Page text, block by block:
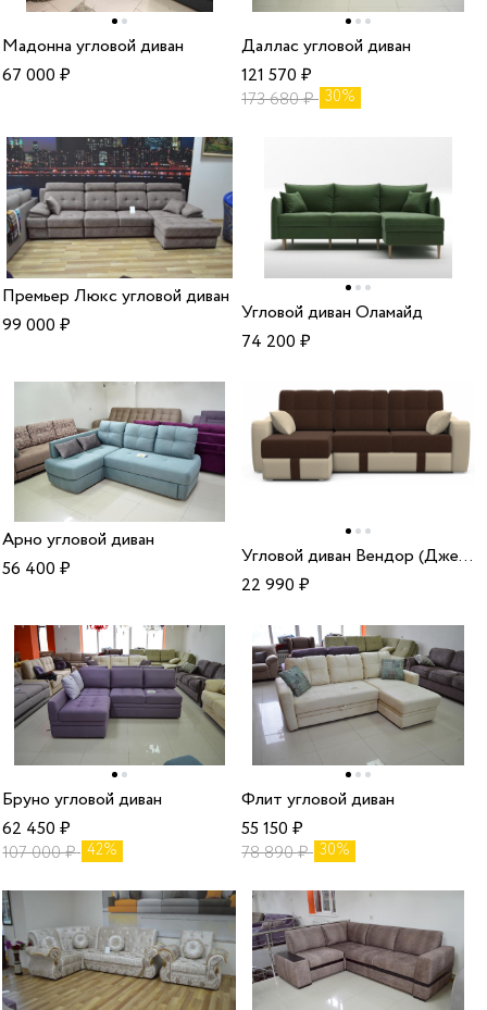
Мадонна угловой диван
67 000₽
Даллас угловой диван
121 570₽
173 680₽ 30%
Премьер Люкс угловой диван
99 000₽
Угловой диван Оламайд
74 200₽
Арно угловой диван
56 400₽
Угловой диван Вендор (Джеральд) шоколад
22 990₽
Бруно угловой диван
62 450₽
107 000₽ 42%
Флит угловой диван
55 150₽
78 890₽ 30%